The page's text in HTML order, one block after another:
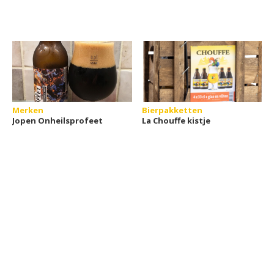
Merken
Jopen Onheilsprofeet
Bierpakketten
La Chouffe kistje